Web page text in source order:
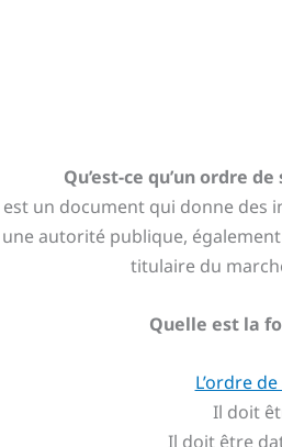
Qu’est-ce qu’un ordre
un document qui donne des
autorité publique,
titulaire du
Quelle est la
L’ordre
Il doit
Il doit être